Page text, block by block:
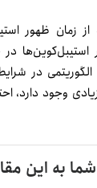
زمان ظهور
استیبل‌کوین‌ها
در
وجود دارد،
شما به این